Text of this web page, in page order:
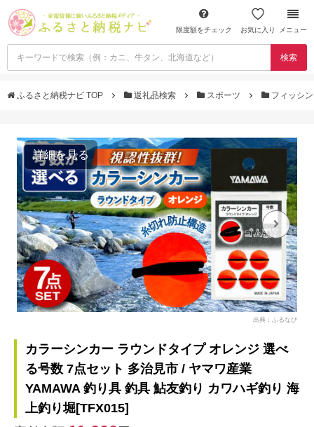
限度額をチェック お気に入り メニュー
検索
ふるさと納税ナビ TOP 返礼品検索 スポーツ フィッシ
詳細を見る
出典：ふるなび
カラーシンカー ラウンドタイプ オレンジ 選べ
る号数 7点セット 多治見市 / ヤマワ産業
YAMAWA 釣り具 釣具 鮎友釣り カワハギ釣り 海
上釣り堀[TFX015]